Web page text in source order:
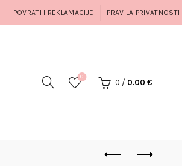
POVRATI I REKLAMACIJE PRAVILA PRIVATNOSTI
0
0 / 0.00 €